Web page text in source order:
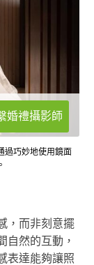
婚禮攝影師
過巧妙地使用鏡面
，而非刻意擺
自然的互動，
表達能夠讓照